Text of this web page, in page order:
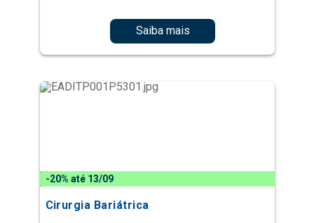
Saiba mais
-20% até 13/09
Cirurgia Bariátrica